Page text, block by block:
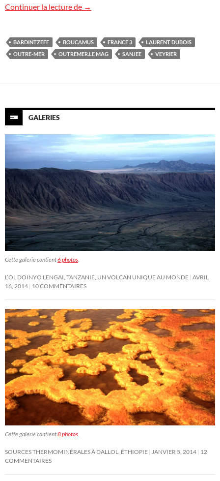
Continuer la lecture de Les volcans sur France 3 TV, Outremer.le
→
BARDINTZEFF BOUCAMUS FRANCE 3
LAURENT DUBOIS
OUTRE-MER
OUTREMER.LE MAG SANJEE VEYRIER
GALERIES
Cette galerie contient6 photos
L’OL DOINYO LENGAI, TANZANIE, UN VOLCAN UNIQUE AU MONDE AVRIL
16, 2014 10 COMMENTAIRES
Cette galerie contient8 photos
SOURCES THERMOMINÉRALES À DALLOL, ÉTHIOPIE JANVIER 5, 2014 12
COMMENTAIRES